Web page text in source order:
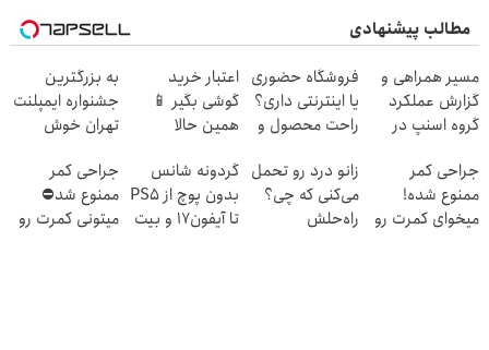
مطالب پیشنهادی
مسیر همراهی و
گزارش عملکرد
گروه اسنپ در
فروشگاه حضوری
یا اینترنتی داری؟
راحت محصول و
بفروش
اعتبار خرید
گوشی بگیر 📱
همین حالا
بده 🎯
به بزرگترین
جشنواره ایمپلنت
تهران خوش
۲۵ میلیون !
جراحی کمر
ممنوع شده!
میخوای کمرت رو
زانو درد رو تحمل
می‌کنی که چی؟
راه‌حلش
گردونه شانس
بدون پوچ از PS5
تا آیفون17 و بیت
جراحی کمر
ممنوع شد⛔
میتونی کمرت رو